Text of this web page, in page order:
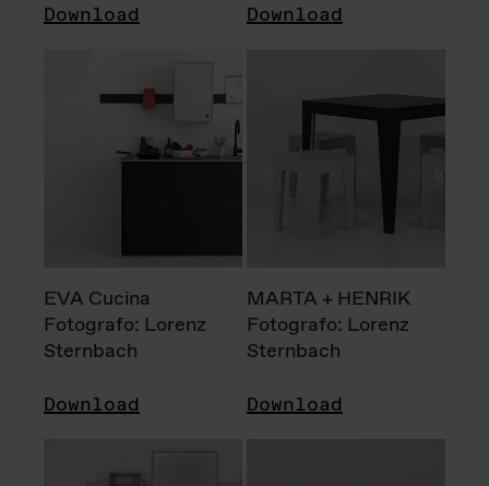
Download Download
EVA Cucina
Fotografo: Lorenz
Sternbach
Download
MARTA + HENRIK
Fotografo: Lorenz
Sternbach
Download